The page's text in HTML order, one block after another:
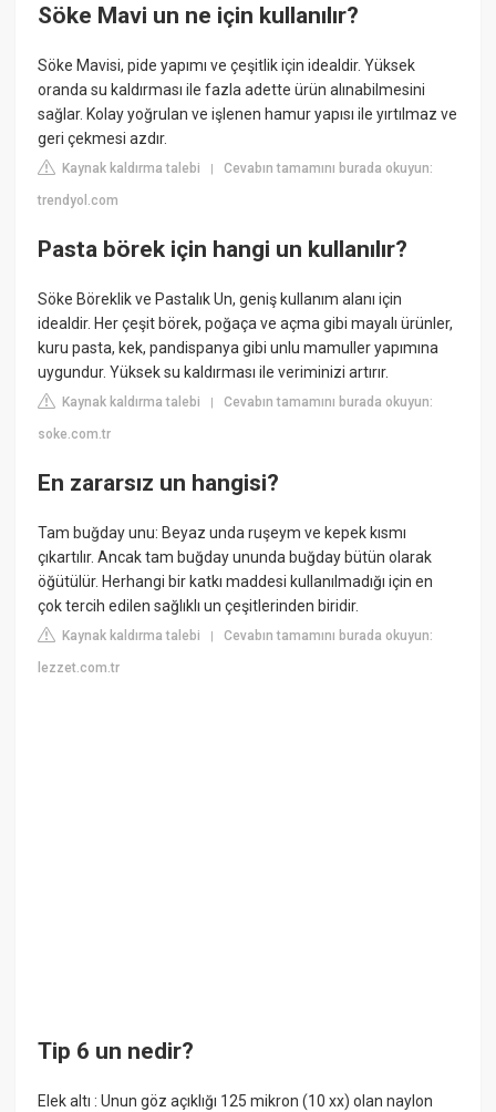
Söke Mavi un ne için kullanılır?
Söke Mavisi, pide yapımı ve çeşitlik için idealdir. Yüksek
oranda su kaldırması ile fazla adette ürün alınabilmesini
sağlar. Kolay yoğrulan ve işlenen hamur yapısı ile yırtılmaz ve
geri çekmesi azdır.
Kaynak kaldırma talebi |Cevabın tamamını burada okuyun:
trendyol.com
Pasta börek için hangi un kullanılır?
Söke Böreklik ve Pastalık Un, geniş kullanım alanı için
idealdir. Her çeşit börek, poğaça ve açma gibi mayalı ürünler,
kuru pasta, kek, pandispanya gibi unlu mamuller yapımına
uygundur. Yüksek su kaldırması ile veriminizi artırır.
Kaynak kaldırma talebi |Cevabın tamamını burada okuyun:
soke.com.tr
En zararsız un hangisi?
Tam buğday unu: Beyaz unda ruşeym ve kepek kısmı
çıkartılır. Ancak tam buğday ununda buğday bütün olarak
öğütülür. Herhangi bir katkı maddesi kullanılmadığı için en
çok tercih edilen sağlıklı un çeşitlerinden biridir.
Kaynak kaldırma talebi |Cevabın tamamını burada okuyun:
lezzet.com.tr
Tip 6 un nedir?
Elek altı : Unun göz açıklığı 125 mikron (10 xx) olan naylon